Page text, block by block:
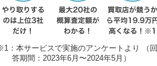
：本サービスで実施のアンケートより （回
答期間：2023年6月〜2024年5月）